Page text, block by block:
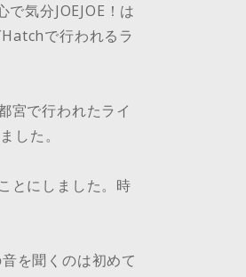
気分JOEJOE！は
で行われるラ
宮で行われたライ
した。
とにしました。時
を聞くのは初めて